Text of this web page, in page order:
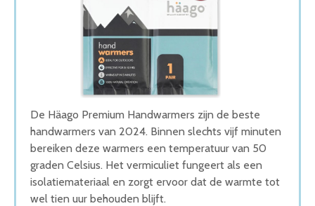
Wat is de beste Handwarmers van 2026
1. Beste Handwarmers van 2026
2. Goede Koop Handwarmers
3. Beste Budget Handwarmers van 2026
4. Goede Prijs-Kwaliteit Handwarmers
5. Stijlvolle Handwarmers
Conclusie
De Häago Premium Handwarmers zijn de beste
handwarmers van 2024. Binnen slechts vijf minuten
bereiken deze warmers een temperatuur van 50
graden Celsius. Het vermiculiet fungeert als een
isolatiemateriaal en zorgt ervoor dat de warmte tot
wel tien uur behouden blijft.